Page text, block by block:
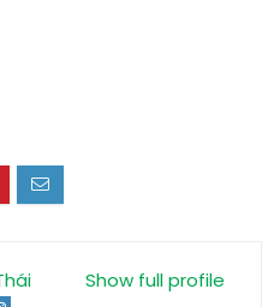
Show full profile